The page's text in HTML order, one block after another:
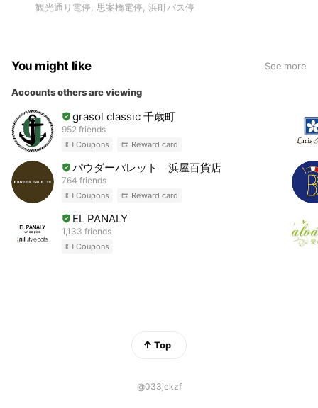
観光通り電停, 思案橋電停, 浜町バス停
You might like See more
Accounts others are viewing
grasol classic 千歳町
952 friends
Coupons Reward card
パウダーパレット 浜屋百貨店
764 friends
Coupons Reward card
EL PANALY
1,133 friends
Coupons
Top
@033jekzf